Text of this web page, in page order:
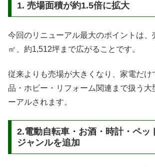
1. 売場面積が約1.5倍に拡大
今回のリニューアル最大のポイントは、
㎡、約1,512坪まで広がることです。
従来よりも売場が大きくなり、家電だけ
品・ホビー・リフォーム関連まで扱う大
ーアルされます。
2.電動自転車・お酒・時計・ペッ
ジャンルを追加